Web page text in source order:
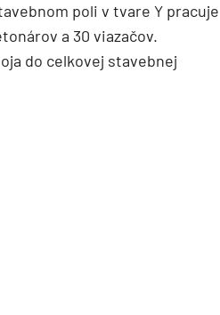
poli v tvare Y pracuje
a 30 viazačov.
do celkovej stavebnej